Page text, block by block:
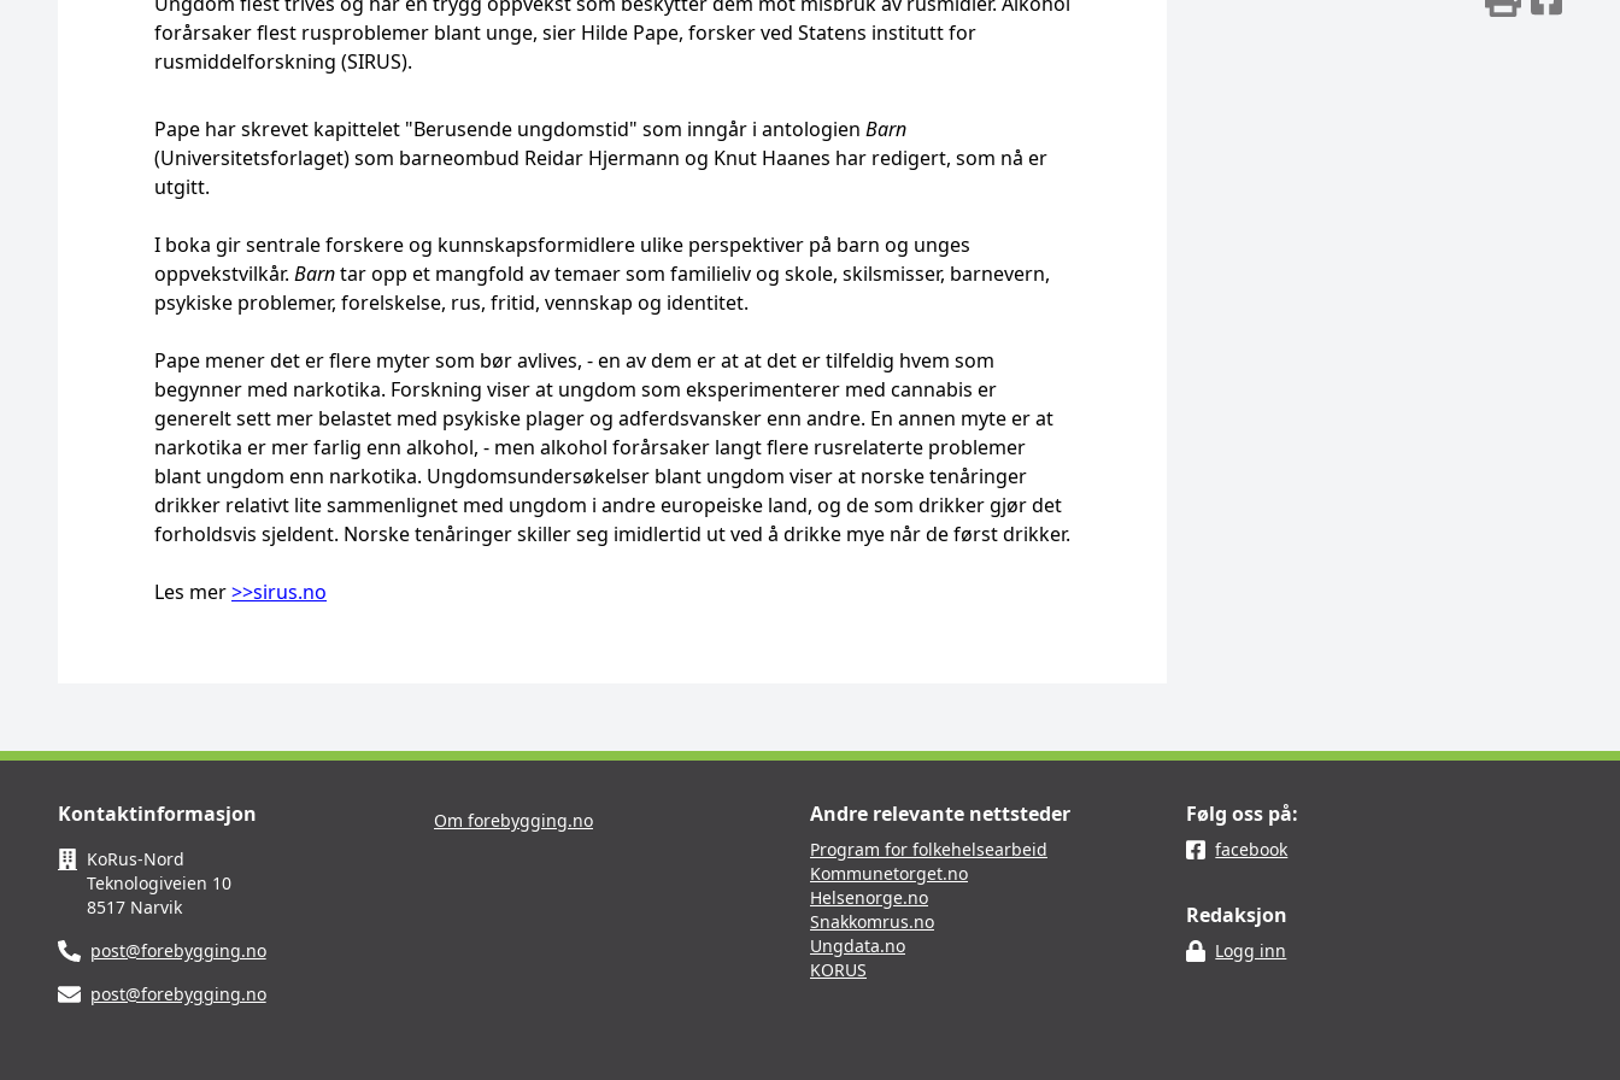
forårsaker flest rusproblemer blant unge, sier Hilde Pape, forsker ved Statens institutt for
rusmiddelforskning (SIRUS).
Pape har skrevet kapittelet "Berusende ungdomstid" som inngår i antologien Barn
(Universitetsforlaget) som barneombud Reidar Hjermann og Knut Haanes har redigert, som nå er
utgitt.
I boka gir sentrale forskere og kunnskapsformidlere ulike perspektiver på barn og unges
oppvekstvilkår. Barntar opp et mangfold av temaer som familieliv og skole, skilsmisser, barnevern,
psykiske problemer, forelskelse, rus, fritid, vennskap og identitet.
Pape mener det er flere myter som bør avlives, - en av dem er at at det er tilfeldig hvem som
begynner med narkotika. Forskning viser at ungdom som eksperimenterer med cannabis er
generelt sett mer belastet med psykiske plager og adferdsvansker enn andre. En annen myte er at
narkotika er mer farlig enn alkohol, - men alkohol forårsaker langt flere rusrelaterte problemer
blant ungdom enn narkotika. Ungdomsundersøkelser blant ungdom viser at norske tenåringer
drikker relativt lite sammenlignet med ungdom i andre europeiske land, og de som drikker gjør det
forholdsvis sjeldent. Norske tenåringer skiller seg imidlertid ut ved å drikke mye når de først drikker.
Les mer>>sirus.no
Kontaktinformasjon
KoRus-Nord
Teknologiveien 10
8517 Narvik
post@forebygging.no
post@forebygging.no
Om forebygging.no Andre relevante nettsteder
Program for folkehelsearbeid
Kommunetorget.no
Helsenorge.no
Snakkomrus.no
Ungdata.no
KORUS
Følg oss på:
facebook
Redaksjon
Logg inn